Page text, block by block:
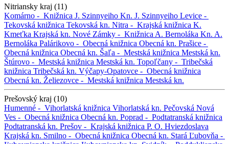
Nitriansky kraj (11)
Komárno - Knižnica J. Szinnyeiho Kn. J. Szinnyeiho Levice -
Tekovská knižnica Tekovská kn. Nitra - Krajská knižnica K.
Kmeťka Krajská kn. Nové Zámky - Knižnica A. Bernoláka Kn. A.
Bernoláka Palárikovo - Obecná knižnica Obecná kn. Prašice -
Obecná knižnica Obecná kn. Šaľa - Mestská knižnica Mestská kn.
Štúrovo - Mestská knižnica Mestská kn. Topoľčany - Tribečská
knižnica Tribečská kn. Výčapy-Opatovce - Obecná knižnica
Obecná kn. Želiezovce - Mestská knižnica Mestská kn.
Prešovský kraj (10)
Humenné - Vihorlatská knižnica Vihorlatská kn. Pečovská Nová
Ves - Obecná knižnica Obecná kn. Poprad - Podtatranská knižnica
Podtatranská kn. Prešov - Krajská knižnica P. O. Hviezdoslava
Krajská kn. Smilno - Obecná knižnica Obecná kn. Stará Ľubovňa -